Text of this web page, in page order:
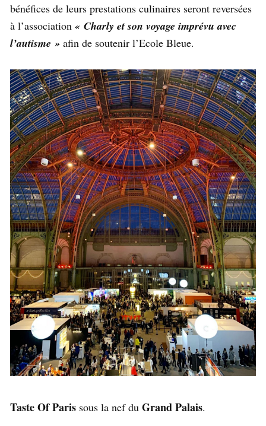
bénéfices de leurs prestations culinaires seront reversées
à l’association « Charly et son voyage imprévu avec
l’autisme » afin de soutenir l’Ecole Bleue.
Taste Of Paris sous la nef du Grand Palais.